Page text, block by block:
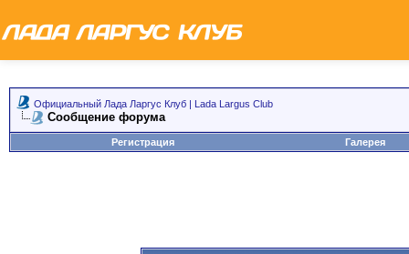
Официальный Лада Ларгус Клуб | Lada Largus Club
Сообщение форума
Регистрация Галерея